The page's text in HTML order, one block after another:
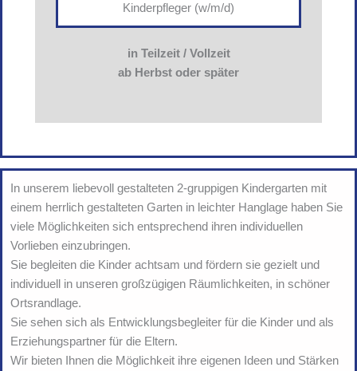
Kinderpfleger (w/m/d)
in Teilzeit / Vollzeit
ab Herbst oder später
In unserem liebevoll gestalteten 2-gruppigen Kindergarten mit
einem herrlich gestalteten Garten in leichter Hanglage haben Sie
viele Möglichkeiten sich entsprechend ihren individuellen
Vorlieben einzubringen.
Sie begleiten die Kinder achtsam und fördern sie gezielt und
individuell in unseren großzügigen Räumlichkeiten, in schöner
Ortsrandlage.
Sie sehen sich als Entwicklungsbegleiter für die Kinder und als
Erziehungspartner für die Eltern.
Wir bieten Ihnen die Möglichkeit ihre eigenen Ideen und Stärken